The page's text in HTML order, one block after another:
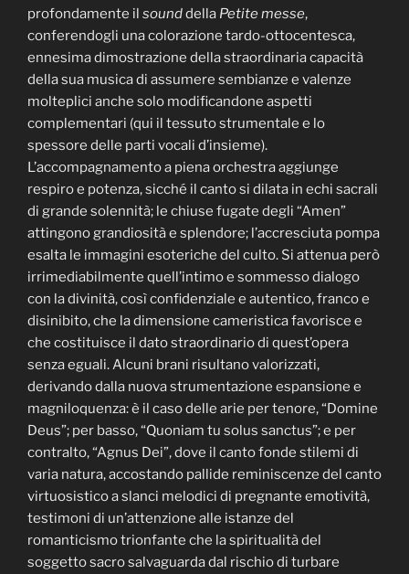
profondamente il sounddella Petite messe,
conferendogli una colorazione tardo-ottocentesca,
ennesima dimostrazione della straordinaria capacità
della sua musica di assumere sembianze e valenze
molteplici anche solo modificandone aspetti
complementari (qui il tessuto strumentale e lo
spessore delle parti vocali d’insieme).
L’accompagnamento a piena orchestra aggiunge
respiro e potenza, sicché il canto si dilata in echi sacrali
di grande solennità; le chiuse fugate degli “Amen”
attingono grandiosità e splendore; l’accresciuta pompa
esalta le immagini esoteriche del culto. Si attenua però
irrimediabilmente quell’intimo e sommesso dialogo
con la divinità, così confidenziale e autentico, franco e
disinibito, che la dimensione cameristica favorisce e
che costituisce il dato straordinario di quest’opera
senza eguali. Alcuni brani risultano valorizzati,
derivando dalla nuova strumentazione espansione e
magniloquenza: è il caso delle arie per tenore, “Domine
Deus”; per basso, “Quoniam tu solus sanctus”; e per
contralto, “Agnus Dei”, dove il canto fonde stilemi di
varia natura, accostando pallide reminiscenze del canto
virtuosistico a slanci melodici di pregnante emotività,
testimoni di un’attenzione alle istanze del
romanticismo trionfante che la spiritualità del
soggetto sacro salvaguarda dal rischio di turbare